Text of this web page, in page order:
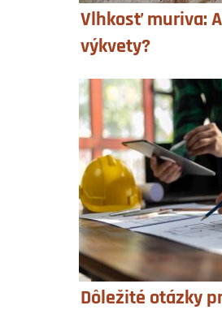
Vlhkosť muriva:
výkvety?
Dôležité otázky